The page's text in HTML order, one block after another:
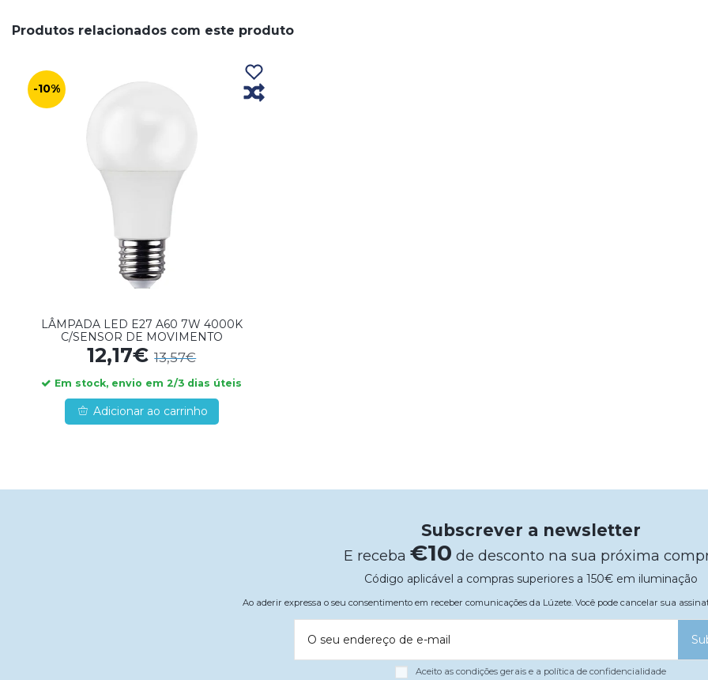
Produtos relacionados com este produto
-10%
LÂMPADA LED E27 A60 7W 4000K
C/SENSOR DE MOVIMENTO
12,17€13,57€
Em stock, envio em 2/3 dias úteis
Adicionar ao carrinho
Subscrever a newsletter
E receba €10 de desconto na sua próxima
Código aplicável a compras superiores a 150€ em iluminação
Ao aderir expressa o seu consentimento em receber comunicações da Lúzete. Você pode cancelar sua
O seu endereço de e-mail
Aceito as condições gerais e a política de confidencialidade